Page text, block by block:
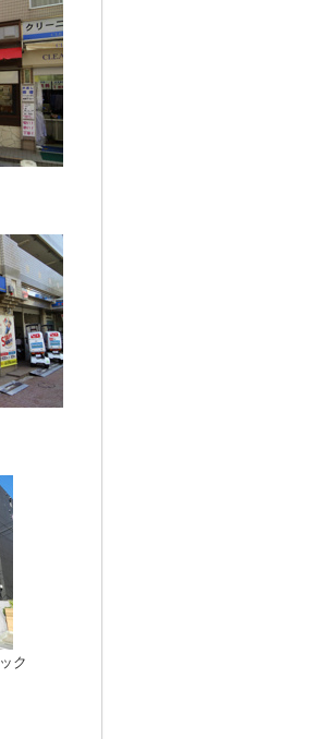
ク